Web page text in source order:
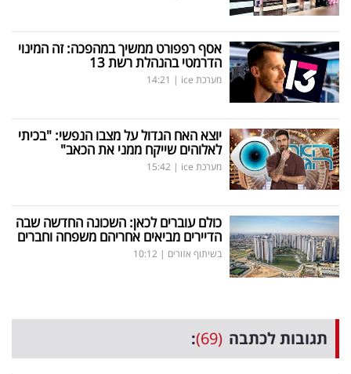
אסף רפפורט ממשיך במהפכה: זה המינוי
הדרמטי בהנהלת רשת 13
מערכת ice |
14:21
יוצא האח הגדול על מצבו הנפשי: "בכיתי
לאלוהים שייקח ממני את הכאב"
מערכת ice |
15:42
כולם עוברים לכאן: השכונה החדשה שבה
הדיירים מביאים אחריהם משפחה וחברים
בשיתוף אזורים |
10:12
תגובות לכתבה (69)
: